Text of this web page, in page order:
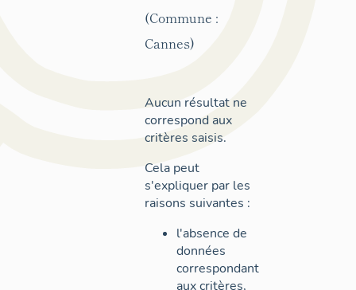
(Commune :
Cannes)
Aucun résultat ne
correspond aux
critères saisis.
Cela peut
s'expliquer par les
raisons suivantes :
l'absence de
données
correspondant
aux critères,